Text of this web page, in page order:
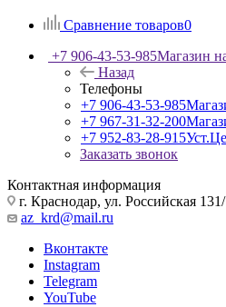
Сравнение товаров0
+7 906-43-53-985Магазин
Назад
Телефоны
+7 906-43-53-985
+7 967-31-32-200
+7 952-83-28-915
Заказать звонок
Контактная информация
г. Краснодар, ул. Российская
az_krd@mail.ru
Вконтакте
Instagram
Telegram
YouTube